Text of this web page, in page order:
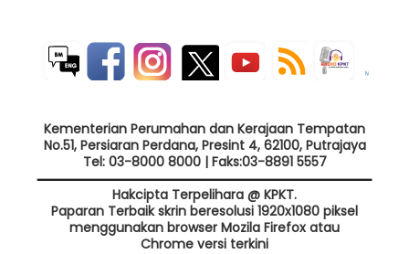
Kementerian Perumahan dan Kerajaan Tempatan
No.51, Persiaran Perdana, Presint 4, 62100, Putrajaya
Tel: 03-8000 8000 | Faks:03-8891 5557
Hakcipta Terpelihara @ KPKT.
Paparan Terbaik skrin beresolusi 1920x1080 piksel
menggunakan browser Mozila Firefox atau
Chrome versi terkini